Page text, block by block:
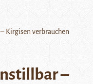
Kirgisen verbrauchen
–